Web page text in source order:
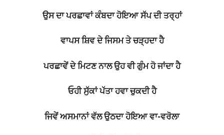
ਉਸ ਦਾ ਪਰਛਾਵਾਂ ਕੰਬਦਾ ਹੋਇਆ ਸੱਪ ਦੀ ਤਰ੍ਹਾਂ
ਵਾਪਸ ਸ਼ਿਵ ਦੇ ਜਿਸਮ ਤੇ ਚੜ੍ਹਦਾ ਹੈ
ਪਰਛਾਵੇਂ ਦੇ ਮਿਟਣ ਨਾਲ ਉਹ ਵੀ ਗੁੰਮ ਹੋ ਜਾਂਦਾ ਹੈ
ਓਹੀ ਸੁੱਕਾਂ ਪੱਤਾ ਹਵਾ ਚੁਕਦੀ ਹੈ
ਜਿਵੇਂ ਅਸਮਾਨਾਂ ਵੱਲ ਉਠਦਾ ਹੋਇਆ ਵਾ-ਵਰੋਲਾ